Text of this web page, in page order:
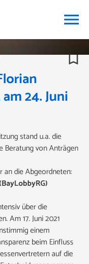
menu
bookmark_border
24. Juni
stand u.a. die
Beratung von Anträgen
an die Abgeordneten:
über die
Am 17. Juni 2021
einem
beim Einfluss
auf die